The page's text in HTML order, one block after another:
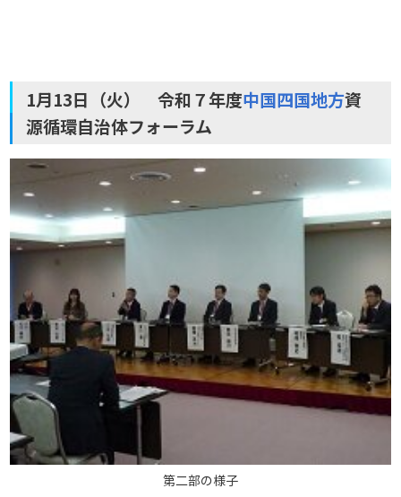
1月13日（火） 令和７年度中国四国地方資
源循環自治体フォーラム
第二部の様子